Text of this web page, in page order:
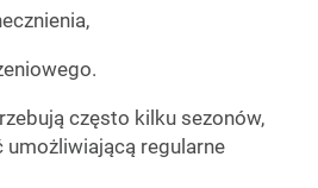
często kilku sezonów,
umożliwiającą regularne